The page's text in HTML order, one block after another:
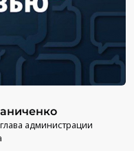
администрации